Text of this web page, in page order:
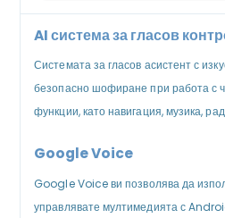
AI система за гласов
Системата за гласов асистент с
безопасно шофиране при работа с
функции, като навигация, музика,
Google Voice
Google Voice ви позволява да
управлявате мултимедията с